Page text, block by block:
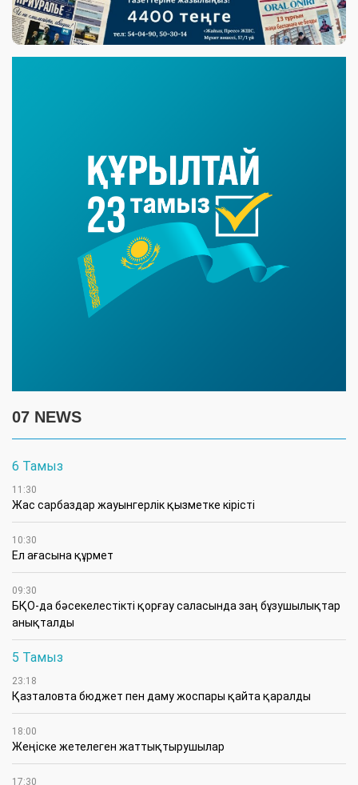
07 NEWS
6 Тамыз
11:30
Жас сарбаздар жауынгерлік қызметке кірісті
10:30
Ел ағасына құрмет
09:30
БҚО-да бәсекелестікті қорғау саласында заң бұзушылықтар
анықталды
5 Тамыз
23:18
Қазталовта бюджет пен даму жоспары қайта қаралды
18:00
Жеңіске жетелеген жаттықтырушылар
17:30